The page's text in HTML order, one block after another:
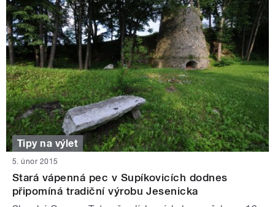
Tipy na výlet
5. únor 2015
Stará vápenná pec v Supíkovicích dodnes
připomíná tradiční výrobu Jesenicka